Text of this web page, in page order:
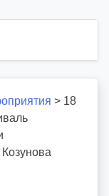
> 18